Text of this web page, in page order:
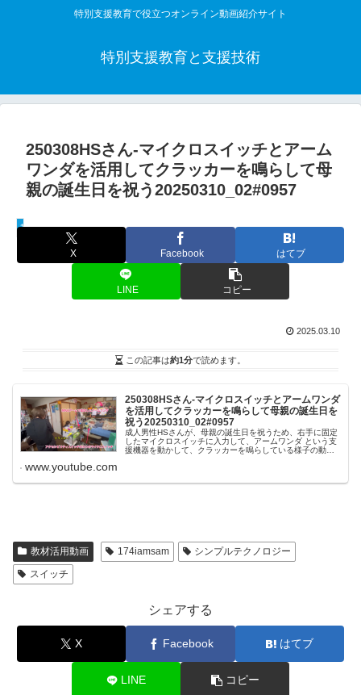
特別支援教育で役立つオンライン動画紹介サイト
特別支援教育と支援技術
250308HSさん-マイクロスイッチとアーム
ワンダを活用してクラッカーを鳴らして母
親の誕生日を祝う20250310_02#0957
教材活用動画
X Facebook はてブ
LINE コピー
2025.03.10
この記事は約1分で読めます。
250308HSさん-マイクロスイッチとアームワンダ
を活用してクラッカーを鳴らして母親の誕生日を
祝う20250310_02#0957
成人男性HSさんが、母親の誕生日を祝うため、右手に固定
したマイクロスイッチに入力して、アームワンダ という支
援機器を動かして、クラッカーを鳴らしている様子の動画
www.youtube.com
教材活用動画 174iamsam
シンプルテクノロジー
スイッチ
シェアする
X Facebook はてブ
LINE コピー